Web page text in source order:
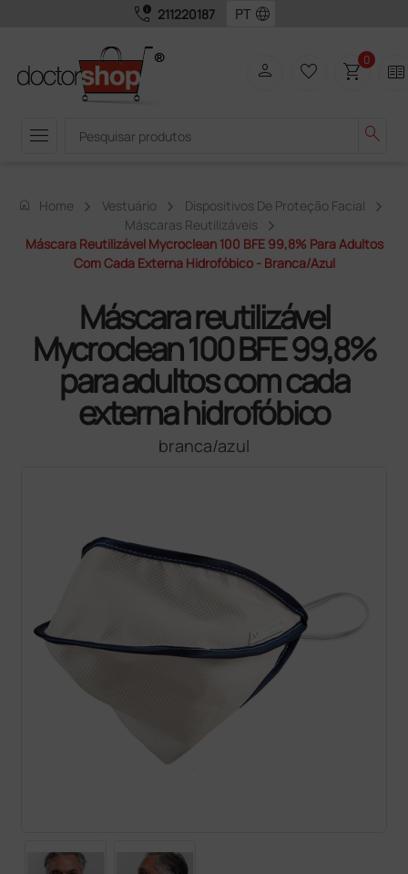
call_quality 211220187 language
menu search
person favorite_border shopping_cart0 two_pager
home Home Vestuário
Dispositivos De Proteção Facial
Máscaras Reutilizáveis
Máscara Reutilizável Mycroclean 100 BFE 99,8% Para Adultos
Com Cada Externa Hidrofóbico - Branca/azul
Máscara reutilizável
Mycroclean 100 BFE 99,8%
para adultos com cada
externa hidrofóbico
branca/azul